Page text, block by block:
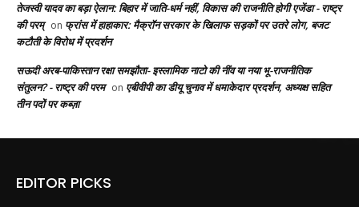
तेजस्वी यादव का बड़ा ऐलान: बिहार में जाति-धर्म नहीं, विकास की राजनीति होगी एजेंडा - राष्ट्र
की परम् on फ्रांस में हाहाकार: मैक्रॉन सरकार के खिलाफ सड़कों पर उतरे लोग, बजट
कटौती के विरोध में प्रदर्शन
सऊदी अरब-पाकिस्तान रक्षा समझौता- इस्लामिक नाटो की नींव या नया भू-राजनीतिक
संतुलन? - राष्ट्र की परम on एबीवीपी का डीयू चुनाव में धमाकेदार प्रदर्शन, अध्यक्ष सहित
तीन पदों पर कब्ज़ा
EDITOR PICKS